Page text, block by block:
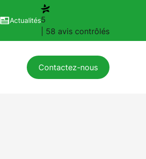
Actualités5
| 58 avis contrôlés
Contactez-nous